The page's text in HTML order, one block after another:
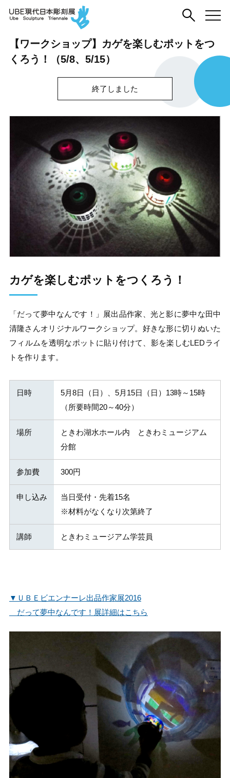
【ワークショップ】カゲを楽しむポットをつ
くろう！（5/8、5/15）
終了しました
カゲを楽しむポットをつくろう！
「だって夢中なんです！」展出品作家、光と影に夢中な田中
清隆さんオリジナルワークショップ。好きな形に切りぬいた
フィルムを透明なポットに貼り付けて、影を楽しむLEDライ
トを作ります。
日時
5月8日（日）、5月15日（日）13時～15時
（所要時間20～40分）
場所
ときわ湖水ホール内 ときわミュージアム
分館
参加費 300円
申し込み
当日受付・先着15名
※材料がなくなり次第終了
講師 ときわミュージアム学芸員
▼ＵＢＥビエンナーレ出品作家展2016
だって夢中なんです！展詳細はこちら